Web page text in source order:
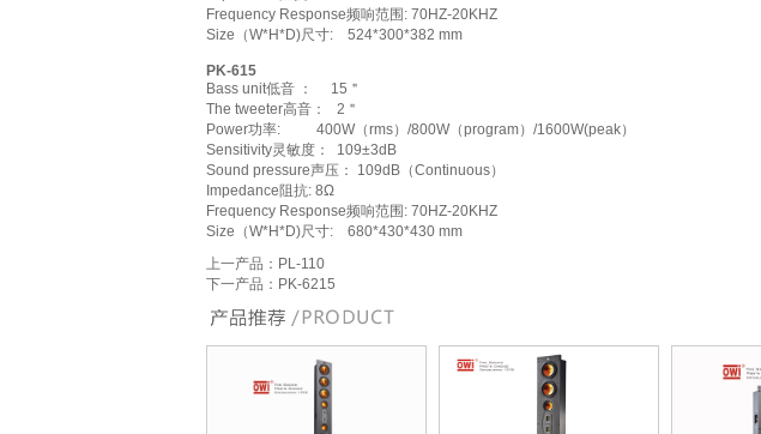
Frequency Response频响范围: 70HZ-20KHZ
Size（W*H*D)尺寸: 524*300*382 mm
PK-615
Bass unit低音 ： 15＂
The tweeter高音： 2＂
Power功率: 400W（rms）/800W（program）/1600W(peak）
Sensitivity灵敏度： 109±3dB
Sound pressure声压： 109dB（Continuous）
Impedance阻抗: 8Ω
Frequency Response频响范围: 70HZ-20KHZ
Size（W*H*D)尺寸: 680*430*430 mm
上一产品： PL-110
下一产品： PK-6215